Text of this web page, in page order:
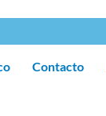
Contacto